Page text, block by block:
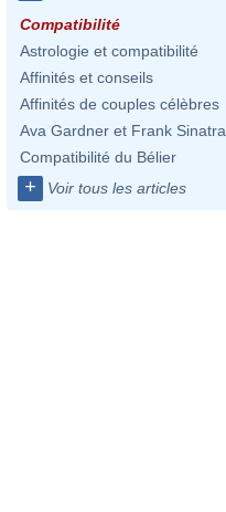
Compatibilité
Astrologie et compatibilité
Affinités et conseils
Affinités de couples célèbres
Ava Gardner et Frank Sinatra
Compatibilité du Bélier
+ Voir tous les articles